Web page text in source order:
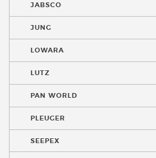
JABSCO
JUNG
LOWARA
LUTZ
PAN WORLD
PLEUGER
SEEPEX